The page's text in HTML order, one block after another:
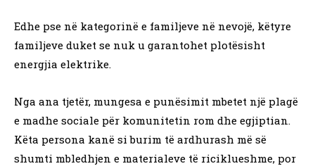
Edhe pse në kategorinë e familjeve në nevojë, këtyre
familjeve duket se nuk u garantohet plotësisht
energjia elektrike.
Nga ana tjetër, mungesa e punësimit mbetet një plagë
e madhe sociale për komunitetin rom dhe egjiptian.
Këta persona kanë si burim të ardhurash më së
shumti mbledhjen e materialeve të riciklueshme, por